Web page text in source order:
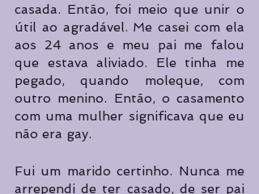
casada. Então, foi meio que unir o
útil ao agradável. Me casei com ela
aos 24 anos e meu pai me falou
que estava aliviado. Ele tinha me
pegado, quando moleque, com
outro menino. Então, o casamento
com uma mulher significava que eu
não era gay.
Fui um marido certinho. Nunca me
arrependi de ter casado, de ser pai